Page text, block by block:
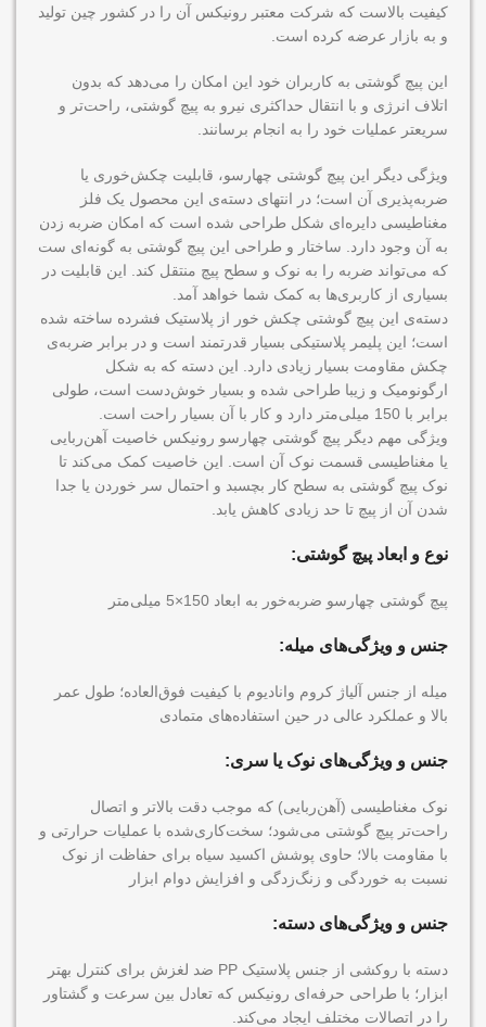
کیفیت بالاست که شرکت معتبر رونیکس آن را در کشور چین تولید
و به بازار عرضه کرده است.
این پیچ گوشتی به کاربران خود این امکان را می‌دهد که بدون
اتلاف انرژی و با انتقال حداکثری نیرو به پیچ گوشتی، راحت‌تر و
سریعتر عملیات خود را به انجام برسانند.
ویژگی دیگر این پیچ گوشتی چهارسو، قابلیت چکش‌خوری یا
ضربه‌پذیری آن است؛ در انتهای دسته‌ی این محصول یک فلز
مغناطیسی دایره‌ای شکل طراحی شده است که امکان ضربه زدن
به آن وجود دارد. ساختار و طراحی این پیچ گوشتی به گونه‌ای ست
که می‌تواند ضربه را به نوک و سطح پیچ منتقل کند. این قابلیت در
بسیاری از کاربری‌ها به کمک شما خواهد آمد.
دسته‌ی این پیچ گوشتی چکش خور از پلاستیک فشرده‌ ساخته شده
است؛ این پلیمر پلاستیکی بسیار قدرتمند است و در برابر ضربه‌ی
چکش مقاومت بسیار زیادی دارد. این دسته که به شکل
ارگونومیک و زیبا طراحی شده و بسیار خوش‌دست است، طولی
برابر با 150 میلی‌متر دارد و کار با آن بسیار راحت است.
ویژگی مهم دیگر پیچ گوشتی چهارسو رونیکس خاصیت آهن‌ربایی
یا مغناطیسی قسمت نوک آن است. این خاصیت کمک می‌کند تا
نوک پیچ گوشتی به سطح کار بچسبد و احتمال سر خوردن یا جدا
شدن آن از پیچ تا حد زیادی کاهش یابد.
نوع و ابعاد پیچ گوشتی‌:
پیچ گوشتی چهارسو ضربه‌خور به ابعاد 150×5 میلی‌متر
جنس و ویژگی‌های میله‌:
میله‌ از جنس آلیاژ کروم وانادیوم با کیفیت فوق‌العاده؛ طول عمر
بالا و عملکرد عالی در حین استفاده‌های متمادی
جنس و ویژگی‌های نوک یا سری:
نوک مغناطیسی (آهن‌ربایی) که موجب دقت بالاتر و اتصال
راحت‌تر پیچ گوشتی‌ می‌‍‌شود؛ سخت‌کاری‌شده با عملیات حرارتی و
با مقاومت بالا؛ حاوی پوشش اکسید سیاه برای حفاظت از نوک
نسبت به خوردگی و زنگ‌زدگی و افزایش دوام ابزار
جنس و ویژگی‌های دسته‌:
دسته با روکشی از جنس پلاستیک PP ضد لغزش برای کنترل بهتر
ابزار؛ با طراحی حرفه‌ای رونیکس که تعادل بین سرعت و گشتاور
را در اتصالات مختلف ایجاد می‌کند.